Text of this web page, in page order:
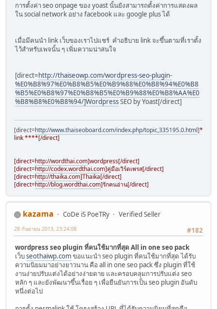
การตั้งค่า seo onpage ของ yoast นั้นยังสามารถตั้งค่าการแสดงผล
ใน social network อย่าง facebook และ google plus ได้
เมื่อมีคนนำ link เว็บของเราไปแชร์ คำอธิบาย link จะขึ้นตามที่เราตั้ง
ไว้สำหรับเพจนั้น ๆ เพิ่มความน่าสนใจ
[direct=http://thaiseowp.com/wordpress-seo-plugin-
%E0%B8%97%E0%B8%B5%E0%B9%88%E0%B8%94%E0%B8
%B5%E0%B8%97%E0%B8%B5%E0%B9%88%E0%B8%AA%E0
%B8%B8%E0%B8%94/]WordpressSEO by Yoast[/direct]
[direct=http://www.thaiseoboard.com/index.php/topic,335195.0.html]****
link ****[/direct]
[direct=http://wordthai.com]wordpress[/direct]
[direct=http://codex.wordthai.com]คู่มือเวิร์ดเพรส[/direct]
[direct=http://thaika.com]Thaika[/direct]
[direct=http://blog.wordthai.com]รักคนอ่าน[/direct]
kazama CoDe iS PoeTRy
Verified Seller
#182
28 กันยายน 2013, 23:24:08
wordpress seo plugin ที่คนใช้มากที่สุด All in one seo pack
เว็บseothaiwp.comขอแนะนำ seo plugin ที่คนใช้มากที่สุด ได้รับ
ความนิยมมาอย่างยาวนาน คือ all in one seo pack ซึ่ง plugin ที่ใช้
งานง่ายปรับแต่งได้อย่างง่ายดาย และครอบคลุมการปรับแต่ง seo
หลัก ๆ และยังพัฒนาขึ้นเรื่อย ๆ เพื่อยืนยันการเป็น seo plugin อันดับ
หนึ่งต่อไป